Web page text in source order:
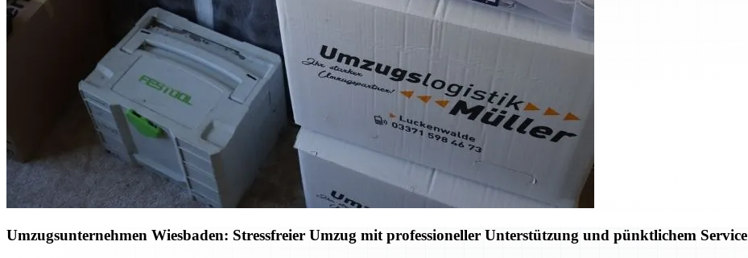
Umzugsunternehmen Wiesbaden: Stressfreier Umzug mit professioneller Unterstützung und pünktlichem Service